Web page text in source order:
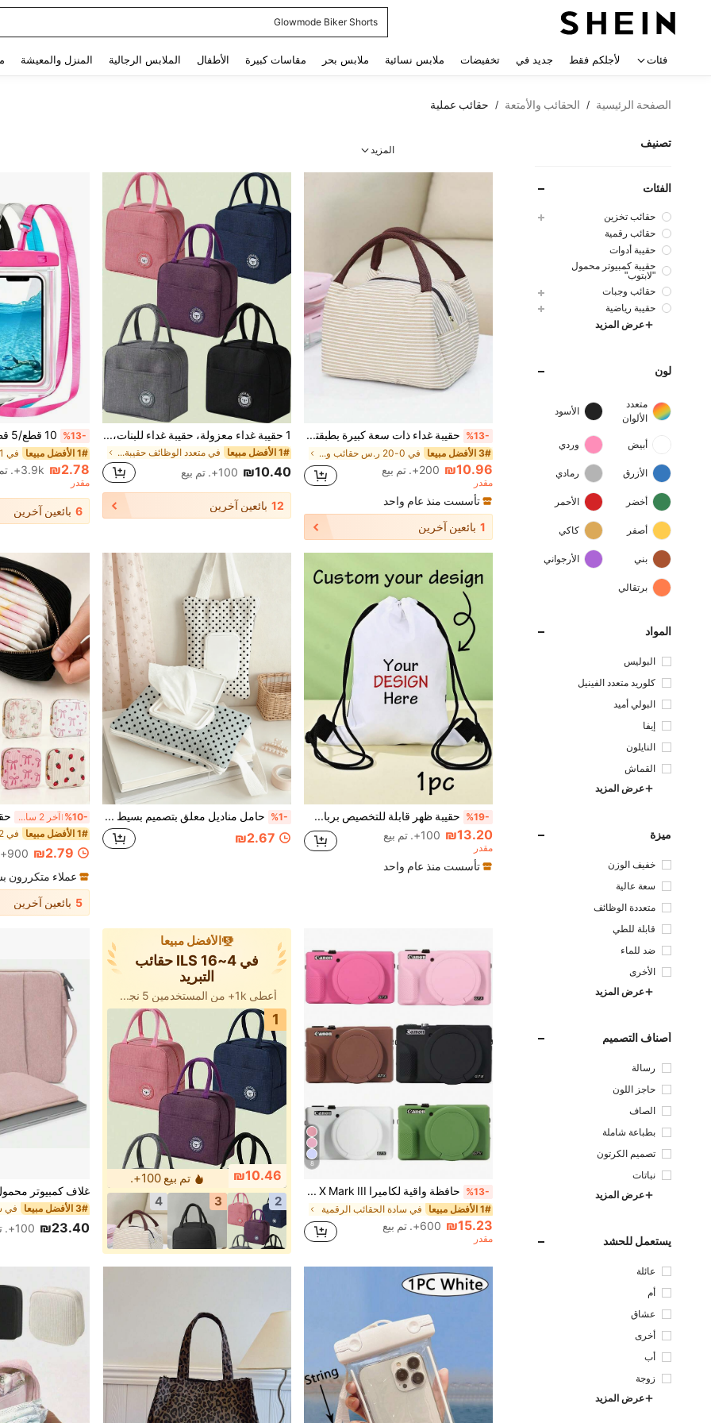
Glowmode Biker Shorts
فئات لأجلكم فقط جديد في تخفيضات ملابس نسائية ملابس بحر مقاسات كبيرة الأطفال الملابس الرجالية المنزل والمعيشة
الصفحة الرئيسية / الحقائب والأمتعة / حقائب عملية
تصنيف
الفئات
حقائب تخزين
حقائب رقمية
حقيبة أدوات
حقيبة كمبيوتر محمول
"لابتوب"
حقائب وجبات
حقيبة رياضية
عرض المزيد
لون
متعدد
الألوان
الأسود
أبيض وردي
الأزرق رمادي
أخضر الأحمر
أصفر كاكي
بني الأرجواني
برتقالي
المواد
البوليس
كلوريد متعدد الفينيل
البولي أميد
إيفا
النايلون
القماش
عرض المزيد
ميزة
خفيف الوزن
سعة عالية
متعددة الوظائف
قابلة للطي
ضد للماء
الأخرى
عرض المزيد
أصناف التصميم
رسالة
حاجز اللون
الصاف
بطباعة شاملة
تصميم الكرتون
نباتات
عرض المزيد
يستعمل للحشد
عائلة
أم
عشاق
أخرى
أب
زوجة
عرض المزيد
المزيد
%13- حقيبة غداء ذات سعة كبيرة بطبقتين، حقيبة طعام ومشروبات معزولة للنزهات، حقيبة ثلج خارجية، حقيبة تخزين للسفر، حقيبة تخزين للطلاب، حقيبة تخزين للمعلمين، حقيبة الفصل الدراسي، حقيبة تخزين الفصل الدراسي، حقيبة غداء معزولة للنساء، حقيبة لوازم مدرسية للنساء، حقيبة لوازم مدرسية، حقيبة إكسسوارات مدرسية
3# الأفضل مبيعا في 0-20 ر.س حقائب وجبات
₪10.96 200+. تم بيع
مقدر
تأسست منذ عام واحد
1 بائعين آخرين
1 حقيبة غداء معزولة، حقيبة غداء للبنات، صندوق غداء، حقيبة ظهر مبردة، أساسيات النزهة، حقيبة غداء مدرسية معزولة، صندوق مبرد، حقيبة حمل، صندوق غداء، كتلة ثلج، ملحقات التخييم، حقيبة غداء نسائية، حقيبة شاطئ، حقيبة غداء للتخييم، صندوق غداء للتخييم، حقيبة تخزين غداء محمولة خفيفة الوزن، حقيبة غداء للنزهة والمدرسة والعمل، حقيبة تنظيم للمدرسة، حقيبة تخزين للمعلم، حقيبة للفصل الدراسي
1# الأفضل مبيعا في متعدد الوظائف حقيبة الغداء
₪10.40 100+. تم بيع
12 بائعين آخرين
%13-
1# الأفضل مبيعا
₪2.78 3.9k+. تم بيع
مقدر
6 بائعين آخرين
%19- حقيبة ظهر قابلة للتخصيص برباط سحب مع شعار شخصي، حقيبة مقاومة للماء بحجم 40x30 سم، حقيبة هدايا لوصيفات العروس
₪13.20 100+. تم بيع
مقدر
تأسست منذ عام واحد
%1- حامل مناديل معلق بتصميم بسيط وأنيق بنقشة نقاط مبطن مع مقبض وسحاب جانبي، صندوق مناديل محمول قابل لإعادة الاستخدام للسيارة والحمام والمطعم وجانب السرير والسفر والسكن الجامعي والمكتب، صندوق تخزين مناديل خفيف الوزن لديكور المنزل، حقيبة تخزين أدوات مكياج للاستخدام مرة واحدة، ضروري للعودة إلى المدرسة، هدية هالوين، هدية عيد الميلاد (موضع الطباعة والقص واتجاه نسيج القماش عشوائي)
₪2.67
%10- آخر 2 ساعة أيام
1# الأفضل مبيعا في 22+ ILS حقيبة تخزين
₪2.79 900+. تم بيع
عملاء متكررون
5 بائعين آخرين
8
%13- حافظة واقية لكاميرا Canon G7 X Mark III الرقمية، كم سيليكون للكاميرا، حقيبة كاميرا Canon، اكسسوارات الكاميرا، حقيبة شاحن الكاميرا، مكعبات تعبئة للنساء والرجال
1# الأفضل مبيعا في سادة الحقائب الرقمية
₪15.23 600+. تم بيع
مقدر
الأفضل مبيعا
في 4~16 ILS حقائب
التبريد
أعطى 1k+ من المستخدمين 5 نجوم
1
₪10.46
تم بيع 100+.
2
3
4
3# الأفضل مبيعا
₪23.40 100+. تم بيع